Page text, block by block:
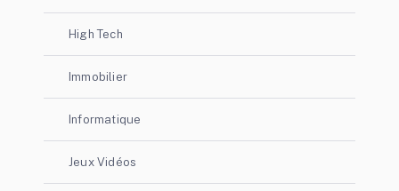
High Tech
Immobilier
Informatique
Jeux Vidéos